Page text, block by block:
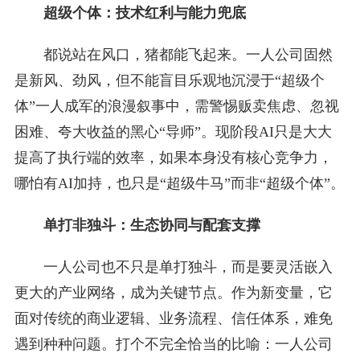
超级个体：技术红利与能力兜底
都说站在风口，猪都能飞起来。一人公司固然
是新风、劲风，但不能盲目乐观地沉浸于“超级个
体”一人成军的浪漫叙事中，需警惕贩卖焦虑、忽视
困难、夸大收益的黑心“导师”。现阶段AI只是大大
提高了执行端的效率，如果本身没有核心竞争力，
哪怕有AI加持，也只是“超级牛马”而非“超级个体”。
单打非独斗：生态协同与配套支撑
一人公司也不只是单打独斗，而是要灵活嵌入
更大的产业网络，成为关键节点。作为新变量，它
面对传统的商业逻辑、业务流程、信任体系，难免
遇到种种问题。打个不完全恰当的比喻：一人公司